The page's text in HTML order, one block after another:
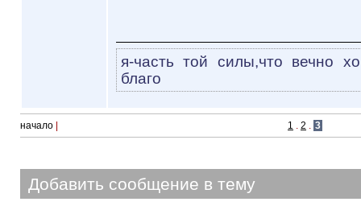
я-часть той силы,что вечно
благо
начало 1 . 2 . 3
Добавить сообщение в тему